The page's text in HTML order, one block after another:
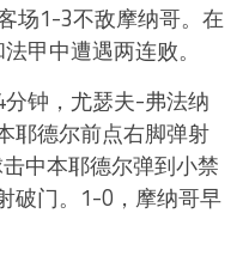
场1-3不敌摩纳哥。在
甲中遭遇两连败。
钟，尤瑟夫-弗法纳
耶德尔前点右脚弹射
中本耶德尔弹到小禁
破门。1-0，摩纳哥早